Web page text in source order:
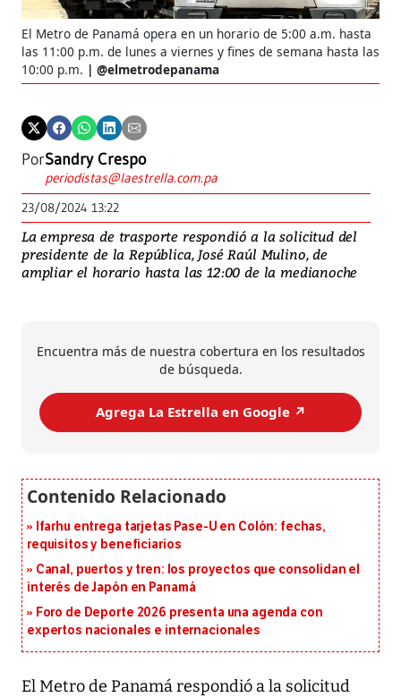
El Metro de Panamá opera en un horario de 5:00 a.m. hasta
las 11:00 p.m. de lunes a viernes y fines de semana hasta las
10:00 p.m.
@elmetrodepanama
PorSandry Crespo
periodistas@laestrella.com.pa
23/08/2024 13:22
La empresa de trasporte respondió a la solicitud del
presidente de la República, José Raúl Mulino, de
ampliar el horario hasta las 12:00 de la medianoche
Encuentra más de nuestra cobertura en los resultados
de búsqueda.
Agrega La Estrella en Google ↗️
Ifarhu entrega tarjetas Pase-U en Colón: fechas,
requisitos y beneficiarios
Canal, puertos y tren: los proyectos que consolidan el
interés de Japón en Panamá
Foro de Deporte 2026 presenta una agenda con
expertos nacionales e internacionales
El Metro de Panamá respondió a la solicitud